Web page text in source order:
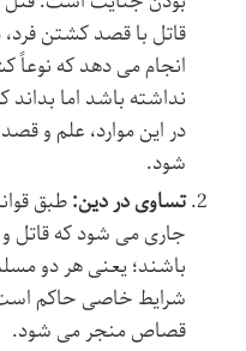
قاتل با قصد کشتن
انجام می دهد که
نداشته باشد اما
در این موارد، علم و
شود.
تساوی در دین:طبق
جاری می شود که قاتل
باشند؛ یعنی هر دو
شرایط خاصی حاکم است
قصاص منجر می شود.